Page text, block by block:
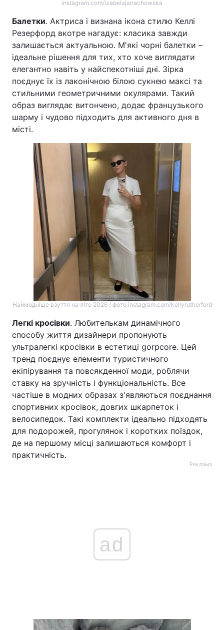
instagram.com/izabelajanachowska
Балетки. Актриса і визнана ікона стилю Келлі
Резерфорд вкотре нагадує: класика завжди
залишається актуальною. М'які чорні балетки –
ідеальне рішення для тих, хто хоче виглядати
елегантно навіть у найспекотніші дні. Зірка
поєднує їх із лаконічною білою сукнею максі та
стильними геометричними окулярами. Такий
образ виглядає витончено, додає французького
шарму і чудово підходить для активного дня в
місті.
Наймодніше взуття на літо 2026 / фото instagram.com/kellyrutherford
Легкі кросівки. Любителькам динамічного
способу життя дизайнери пропонують
ультралегкі кросівки в естетиці gorpcore. Цей
тренд поєднує елементи туристичного
екіпірування та повсякденної моди, роблячи
ставку на зручність і функціональність. Все
частіше в модних образах з'являються поєднання
спортивних кросівок, довгих шкарпеток і
велосипедок. Такі комплекти ідеально підходять
для подорожей, прогулянок і коротких поїздок,
де на першому місці залишаються комфорт і
практичність.
Реклама
ad